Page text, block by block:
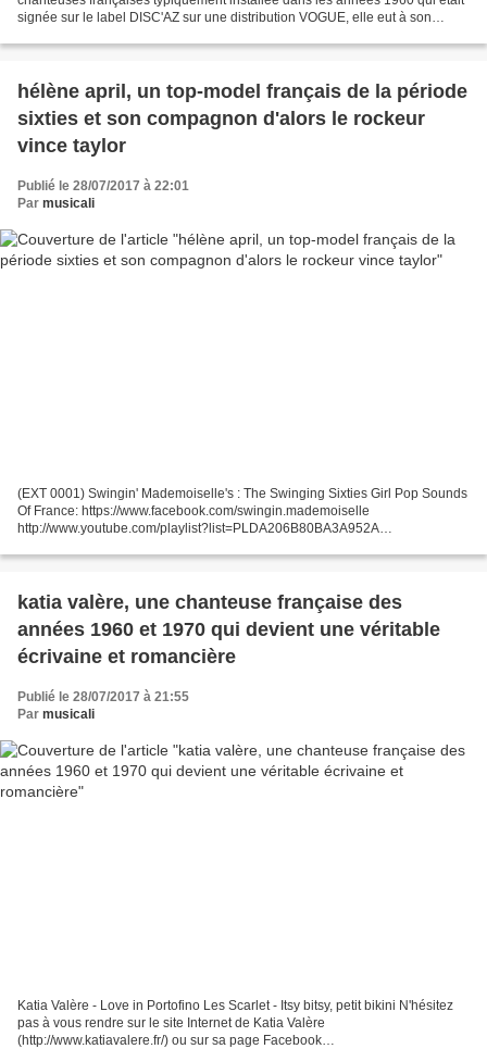
signée sur le label DISC'AZ sur une distribution VOGUE, elle eut à son
hélène april, un top-model français de la période
sixties et son compagnon d'alors le rockeur
vince taylor
Publié le 28/07/2017 à 22:01
Par musicali
(EXT 0001) Swingin' Mademoiselle's : The Swinging Sixties Girl Pop Sounds
Of France: https://www.facebook.com/swingin.mademoiselle
http://www.youtube.com/playlist?list=PLDA206B80BA3A952A
katia valère, une chanteuse française des
années 1960 et 1970 qui devient une véritable
écrivaine et romancière
Publié le 28/07/2017 à 21:55
Par musicali
Katia Valère - Love in Portofino Les Scarlet - Itsy bitsy, petit bikini N'hésitez
pas à vous rendre sur le site Internet de Katia Valère
(http://www.katiavalere.fr/) ou sur sa page Facebook